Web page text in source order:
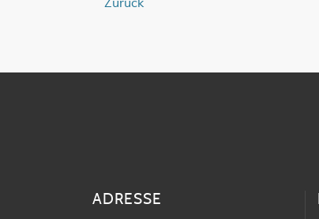
Zurück
ADRESSE